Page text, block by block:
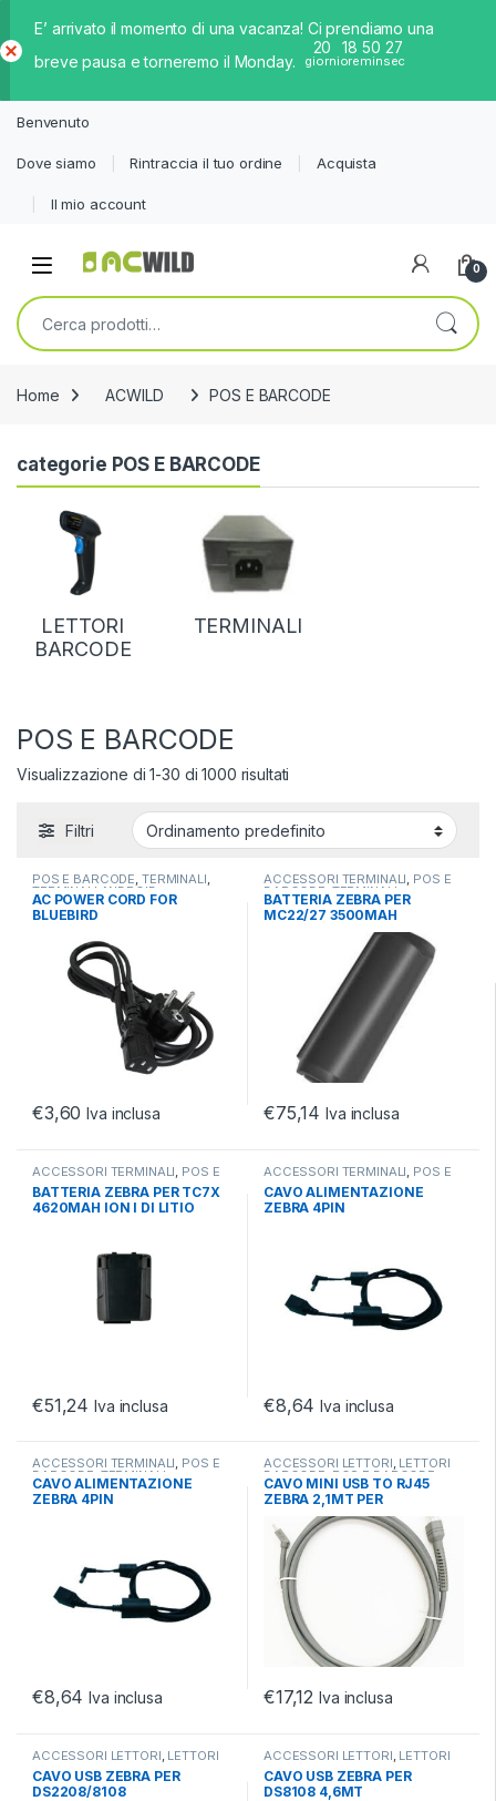
E’ arrivato il momento di una vacanza! Ci prendiamo una
breve pausa e torneremo il Monday.
20
giorni
18
ore
50
min
26
sec
iud
Benvenuto
Dove siamo Rintraccia il tuo ordine Acquista
Il mio account
0
Cerca:
Home ACWILD POS E BARCODE
categorie POS E BARCODE
LETTORI
BARCODE
TERMINALI
POS E BARCODE
Visualizzazione di 1-30 di 1000 risultati
Filtri
POS E BARCODE, TERMINALI,
TERMINALI ANDROID
AC POWER CORD FOR
BLUEBIRD
€3,60 Iva inclusa
ACCESSORI TERMINALI, POS E
BARCODE, TERMINALI
BATTERIA ZEBRA PER
MC22/27 3500MAH
€75,14 Iva inclusa
ACCESSORI TERMINALI, POS E
BARCODE, TERMINALI
BATTERIA ZEBRA PER TC7X
4620MAH ION I DI LITIO
€51,24 Iva inclusa
ACCESSORI TERMINALI, POS E
BARCODE,TERMINALI
CAVO ALIMENTAZIONE
ZEBRA 4PIN
€8,64 Iva inclusa
ACCESSORI TERMINALI, POS E
BARCODE,TERMINALI
CAVO ALIMENTAZIONE
ZEBRA 4PIN
€8,64 Iva inclusa
ACCESSORI LETTORI, LETTORI
BARCODE,POS E BARCODE
CAVO MINI USB TO RJ45
ZEBRA 2,1MT PER
DS2208/DS8108
€17,12 Iva inclusa
ACCESSORI LETTORI, LETTORI
BARCODE,POS E BARCODE
CAVO USB ZEBRA PER
DS2208/8108
ACCESSORI LETTORI, LETTORI
BARCODE,POS E BARCODE
CAVO USB ZEBRA PER
DS8108 4,6MT